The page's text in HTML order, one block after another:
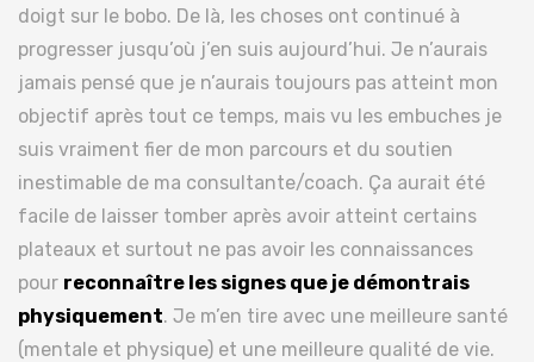
doigt sur le bobo. De là, les choses ont continué à
progresser jusqu’où j’en suis aujourd’hui. Je n’aurais
jamais pensé que je n’aurais toujours pas atteint mon
objectif après tout ce temps, mais vu les embuches je
suis vraiment fier de mon parcours et du soutien
inestimable de ma consultante/coach. Ça aurait été
facile de laisser tomber après avoir atteint certains
plateaux et surtout ne pas avoir les connaissances
pour reconnaître les signes que je démontrais
physiquement. Je m’en tire avec une meilleure santé
(mentale et physique) et une meilleure qualité de vie.